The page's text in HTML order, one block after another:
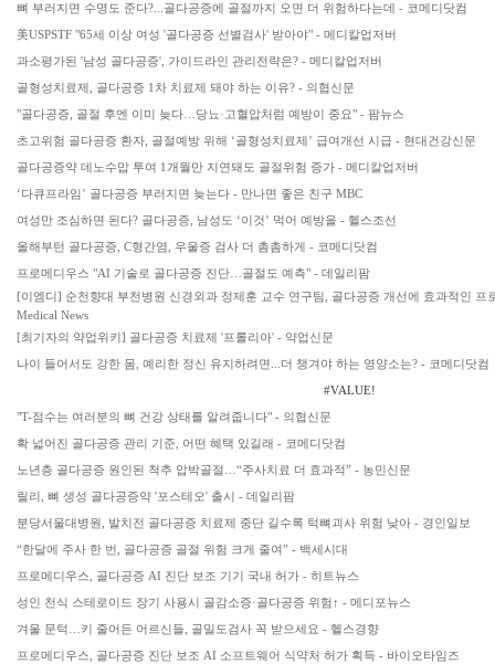
뼈 부러지면 수명도 준다?...골다공증에 골절까지 오면 더 위험하다는데 - 코메디닷컴
美USPSTF "65세 이상 여성 '골다공증 선별검사' 받아야" - 메디칼업저버
과소평가된 '남성 골다공증', 가이드라인 관리전략은? - 메디칼업저버
골형성치료제, 골다공증 1차 치료제 돼야 하는 이유? - 의협신문
"골다공증, 골절 후엔 이미 늦다…당뇨·고혈압처럼 예방이 중요" - 팜뉴스
초고위험 골다공증 환자, 골절예방 위해 ‘골형성치료제’ 급여개선 시급 - 현대건강신문
골다공증약 데노수맙 투여 1개월만 지연돼도 골절위험 증가 - 메디칼업저버
‘다큐프라임’ 골다공증 부러지면 늦는다 - 만나면 좋은 친구 MBC
여성만 조심하면 된다? 골다공증, 남성도 ‘이것’ 먹어 예방을 - 헬스조선
올해부턴 골다공증, C형간염, 우울증 검사 더 촘촘하게 - 코메디닷컴
프로메디우스 "AI 기술로 골다공증 진단…골절도 예측" - 데일리팜
[이엠디] 순천향대 부천병원 신경외과 정제훈 교수 연구팀, 골다공증 개선에 효과적인 프
Medical News
[최기자의 약업위키] 골다공증 치료제 '프롤리아' - 약업신문
나이 들어서도 강한 몸, 예리한 정신 유지하려면...더 챙겨야 하는 영양소는? - 코메디닷컴
#VALUE!
"T-점수는 여러분의 뼈 건강 상태를 알려줍니다" - 의협신문
확 넓어진 골다공증 관리 기준, 어떤 혜택 있길래 - 코메디닷컴
노년층 골다공증 원인된 척추 압박골절…“주사치료 더 효과적” - 농민신문
릴리, 뼈 생성 골다공증약 '포스테오' 출시 - 데일리팜
분당서울대병원, 발치전 골다공증 치료제 중단 길수록 턱뼈괴사 위험 낮아 - 경인일보
“한달에 주사 한 번, 골다공증 골절 위험 크게 줄여” - 백세시대
프로메디우스, 골다공증 AI 진단 보조 기기 국내 허가 - 히트뉴스
성인 천식 스테로이드 장기 사용시 골감소증·골다공증 위험↑ - 메디포뉴스
겨울 문턱…키 줄어든 어르신들, 골밀도검사 꼭 받으세요 - 헬스경향
프로메디우스, 골다공증 진단 보조 AI 소프트웨어 식약처 허가 획득 - 바이오타임즈